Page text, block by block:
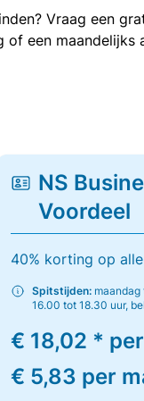
Vraag een
een
NS
Voordeel
40% korting op
Spitstijden:
16.00 tot 18.30 uur,
€ 18,02 *
€ 5,83 per